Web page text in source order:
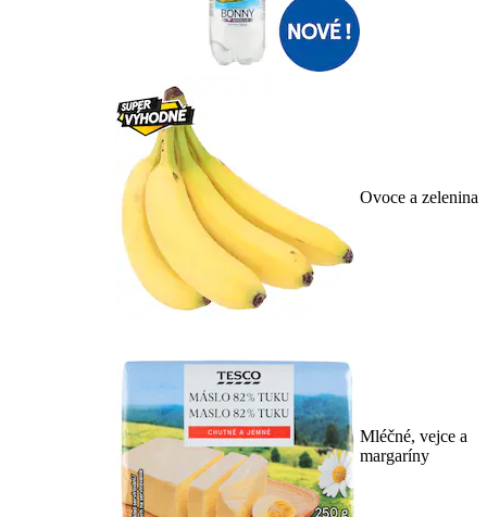
Ovoce a zelenina
Mléčné, vejce a
margaríny